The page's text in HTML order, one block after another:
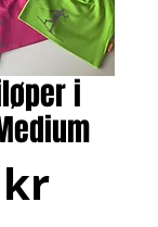
i
Pris